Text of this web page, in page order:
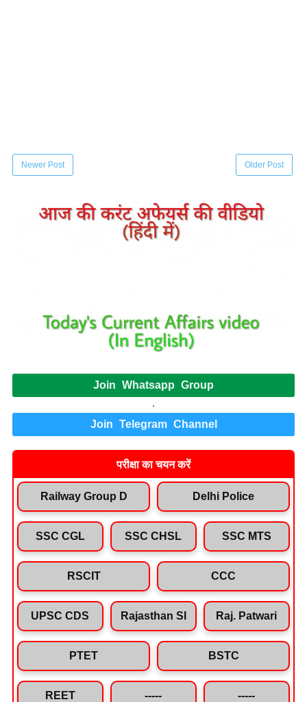
Newer Post Older Post
Join Whatsapp Group
.
Join Telegram Channel
परीक्षा का चयन करें
Railway Group D Delhi Police
SSC CGL SSC CHSL SSC MTS
RSCIT CCC
UPSC CDS Rajasthan SI Raj. Patwari
PTET BSTC
REET ----- -----